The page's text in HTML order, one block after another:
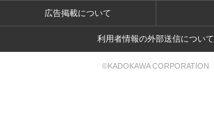
広告掲載について
利用者情報の外部送信について
©KADOKAWA CORPORATION